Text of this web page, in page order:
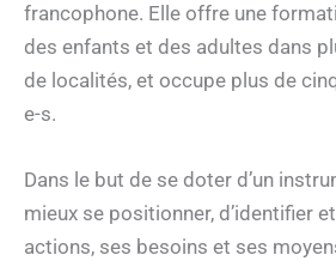
francophone. Elle offre une
des enfants et des adultes dans
de localités, et occupe plus de
e-s.
Dans le but de se doter d’un
mieux se positionner, d’identifier
actions, ses besoins et ses